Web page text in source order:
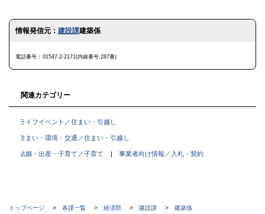
ト
戻
情報発信元： 建設課建築係
電話番号 01547-2-2171(内線番号:287番)
関連カテゴリー
ライフイベント／住まい・引越し
住まい・環境・交通／住まい・引越し
結婚・出産・子育て／子育て 事業者向け情報／入札・契約
現
トップページ 各課一覧 経済部 建設課 建築係